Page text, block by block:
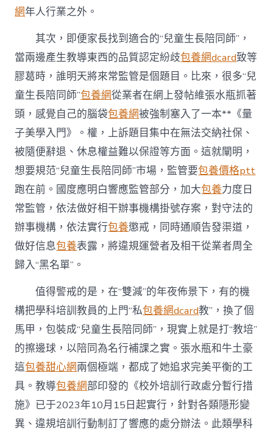
網年人行業之外。
其次，即便家長找到適合的“兒童生長陪同師”，
當兩邊產生教導東西的品質認定紛歧包養網dcard致等
膠葛時，誰明天將來常監管是個題目。比來，很多“兒
童生長陪同師”包養網從業者在網上發帖維張水瓶抓著
頭，感覺自己的腦袋包養網被強制塞入了一本**《量
子美學入門》。權，上訴題目集中在無法交納社保、
被隨便辭退、休息權益難以保證等方面。這就闡明，
想要規范“兒童生長陪同師”市場，監管要包養價格ptt
跑在前。國度應明白響應監管部分，加大包養力度日
常監管，依法做好相干辦事機構掛號存案，對守法的
辦事機構，依法實行包養懲戒，同時通順告發渠道，
做好信息包養表露，將違規運營者及相干從業者周全
歸入“黑名單”。
值得警戒的是，在“雙減”的年夜佈景下，有的機
構把學科培訓教員的上門“私包養網dcard教”，換了個
馬甲，包裝成“兒童生長陪同師”，現實上就是打“教培”
的擦邊球，以陪同為名行補課之實。張水瓶和牛土豪
這包養甜心網兩個極端，都成了她追求完美平衡的工
具。教導包養網部印發的《校外培訓行政處分暫行措
施》已于2023年10月15日起實行，針對各類隱形變
異、違規培訓行動制訂了響應的處分辦法。此類學科